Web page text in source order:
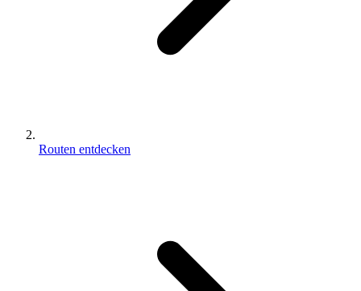
Routen entdecken